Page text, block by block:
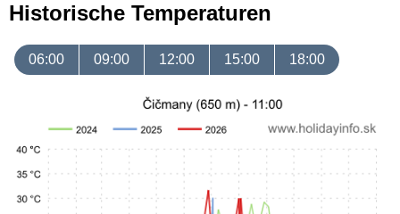
Historische Temperaturen
06:00 09:00 12:00 15:00 18:00